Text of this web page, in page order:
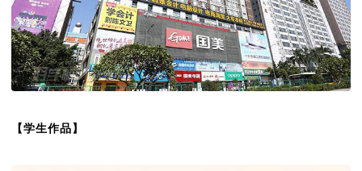
【学生作品】